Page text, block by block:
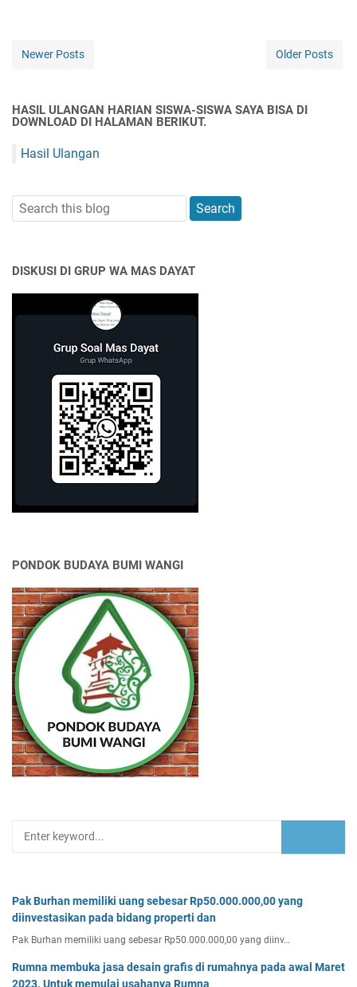
Newer Posts Older Posts
HASIL ULANGAN HARIAN SISWA-SISWA SAYA BISA DI
DOWNLOAD DI HALAMAN BERIKUT.
Hasil Ulangan
DISKUSI DI GRUP WA MAS DAYAT
PONDOK BUDAYA BUMI WANGI
Pak Burhan memiliki uang sebesar Rp50.000.000,00 yang
diinvestasikan pada bidang properti dan
Pak Burhan memiliki uang sebesar Rp50.000.000,00 yang diinv…
Rumna membuka jasa desain grafis di rumahnya pada awal Maret
2023. Untuk memulai usahanya Rumna